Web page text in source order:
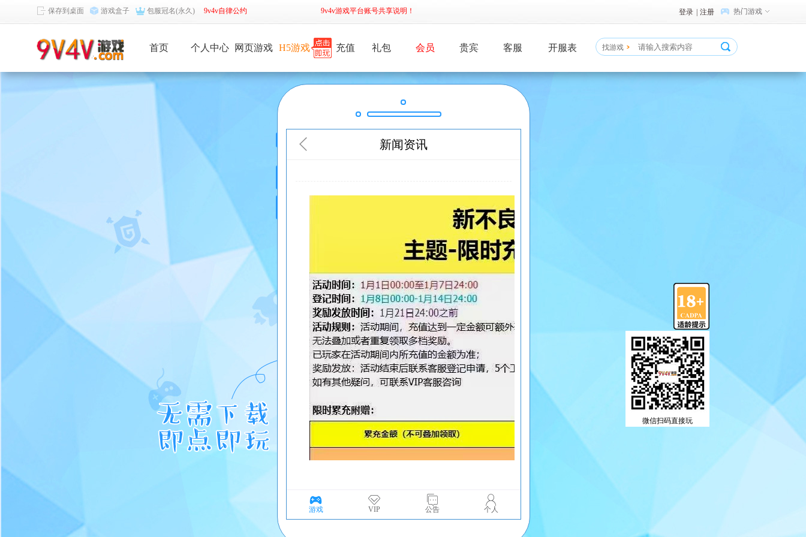
保存到桌面 游戏盒子 包服冠名(永久) 9v4v自律公约 9v4v游戏平台账号共享说明！ 热门游戏
登录 注册
首页 个人中心 网页游戏 H5游戏 充值 礼包 会员 贵宾 客服 开服表 找游戏
微信扫码直接玩
新闻资讯
游戏 VIP 公告 个人